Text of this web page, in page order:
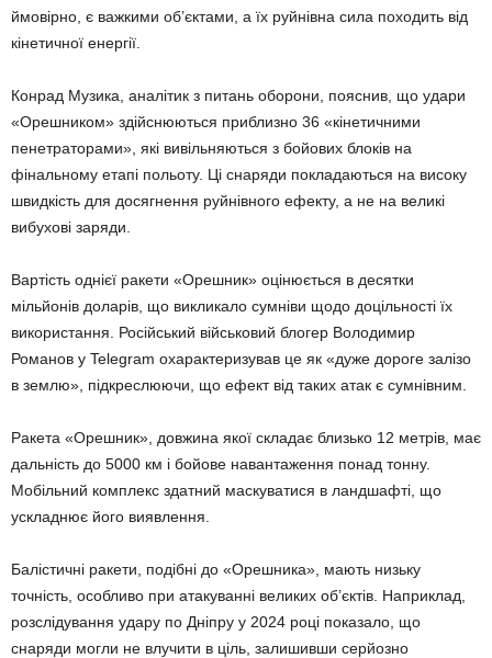
ймовірно, є важкими об’єктами, а їх руйнівна сила походить від
кінетичної енергії.
Конрад Музика, аналітик з питань оборони, пояснив, що удари
«Орешником» здійснюються приблизно 36 «кінетичними
пенетраторами», які вивільняються з бойових блоків на
фінальному етапі польоту. Ці снаряди покладаються на високу
швидкість для досягнення руйнівного ефекту, а не на великі
вибухові заряди.
Вартість однієї ракети «Орешник» оцінюється в десятки
мільйонів доларів, що викликало сумніви щодо доцільності їх
використання. Російський військовий блогер Володимир
Романов у Telegram охарактеризував це як «дуже дороге залізо
в землю», підкреслюючи, що ефект від таких атак є сумнівним.
Ракета «Орешник», довжина якої складає близько 12 метрів, має
дальність до 5000 км і бойове навантаження понад тонну.
Мобільний комплекс здатний маскуватися в ландшафті, що
ускладнює його виявлення.
Балістичні ракети, подібні до «Орешника», мають низьку
точність, особливо при атакуванні великих об’єктів. Наприклад,
розслідування удару по Дніпру у 2024 році показало, що
снаряди могли не влучити в ціль, залишивши серйозно